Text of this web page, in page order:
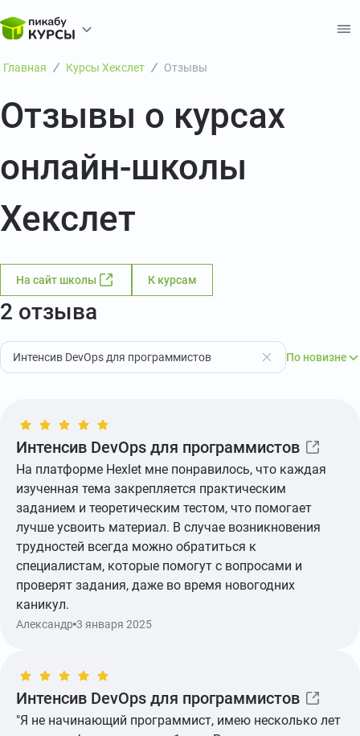
Главная Курсы Хекслет Отзывы
Отзывы о курсах
онлайн-школы
Хекслет
На сайт школы К курсам
2 отзыва
Интенсив DevOps для программистов По новизне
Интенсив DevOps для программистов
На платформе Hexlet мне понравилось, что каждая
изученная тема закрепляется практическим
заданием и теоретическим тестом, что помогает
лучше усвоить материал. В случае возникновения
трудностей всегда можно обратиться к
специалистам, которые помогут с вопросами и
проверят задания, даже во время новогодних
каникул.
Показать ещё
Александр 3 января 2025
Интенсив DevOps для программистов
"Я не начинающий программист, имею несколько лет